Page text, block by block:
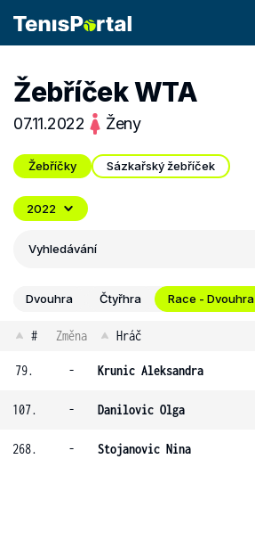
Žebříček WTA
07.11.2022 Ženy
Žebříčky Sázkařský žebříček
2022
Vyhledávání
Dvouhra Čtyřhra Race - Dvouhra
# Změna Hráč
79. - Krunic Aleksandra
107. - Danilovic Olga
268. - Stojanovic Nina